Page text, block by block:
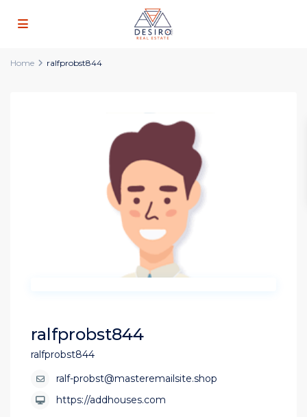
Home ralfprobst844
ralfprobst844
ralfprobst844
ralf-probst@masteremailsite.shop
https://addhouses.com